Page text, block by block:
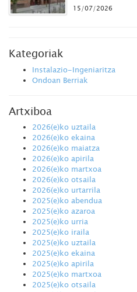
15/07/2026
Kategoriak
Instalazio-Ingeniaritza
Ondoan Berriak
Artxiboa
2026(e)ko uztaila
2026(e)ko ekaina
2026(e)ko maiatza
2026(e)ko apirila
2026(e)ko martxoa
2026(e)ko otsaila
2026(e)ko urtarrila
2025(e)ko abendua
2025(e)ko azaroa
2025(e)ko urria
2025(e)ko iraila
2025(e)ko uztaila
2025(e)ko ekaina
2025(e)ko apirila
2025(e)ko martxoa
2025(e)ko otsaila